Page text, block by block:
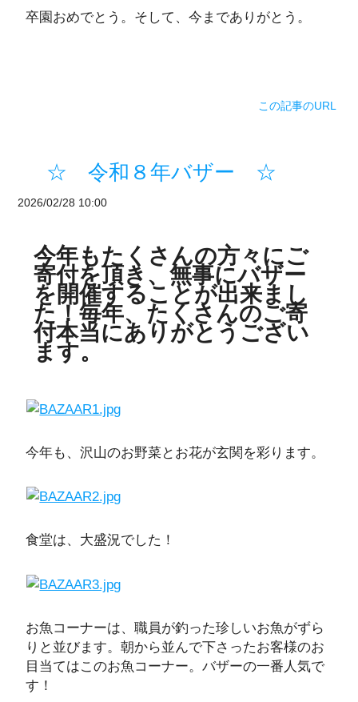
卒園おめでとう。そして、今までありがとう。
この記事のURL
☆ 令和８年バザー ☆
2026/02/28 10:00
今年もたくさんの方々にご
寄付を頂き、無事にバザー
を開催することが出来まし
た！毎年、たくさんのご寄
付本当にありがとうござい
ます。
今年も、沢山のお野菜とお花が玄関を彩ります。
食堂は、大盛況でした！
お魚コーナーは、職員が釣った珍しいお魚がずら
りと並びます。朝から並んで下さったお客様のお
目当てはこのお魚コーナー。バザーの一番人気で
す！